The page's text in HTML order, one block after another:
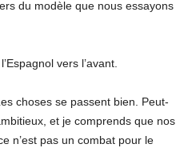
du modèle que nous essayons
vers l’avant.
choses se passent bien. Peut-
et je comprends que nos
n’est pas un combat pour le